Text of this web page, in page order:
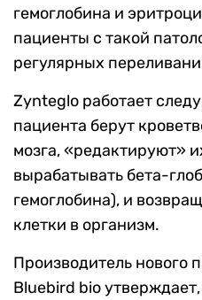
гемоглобина и
пациенты с такой
регулярных
Zynteglo работает
пациента берут
мозга, «редактируют»
вырабатывать бета-
гемоглобина), и
клетки в организм.
Производитель нового
Bluebird bio